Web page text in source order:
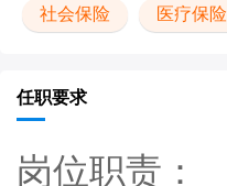
社会保险 医疗保险
任职要求
岗位职责：